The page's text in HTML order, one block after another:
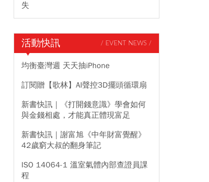
失
活動快訊 / EVENT NEWS /
均衡臺灣週 天天抽iPhone
訂閱贈【歌林】AI聲控3D擺頭循環扇
新書快訊｜《打開錢意識》學會如何
與金錢相處，才能真正體現富足
新書快訊｜謝富旭《中年財富覺醒》
42歲窮大叔的翻身筆記
ISO 14064-1 溫室氣體內部查證員課
程